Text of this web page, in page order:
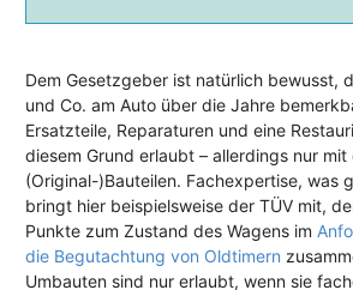
Dem Gesetzgeber ist natürlich bewusst,
und Co. am Auto über die Jahre
Ersatzteile, Reparaturen und eine
diesem Grund erlaubt – allerdings nur
(Original-)Bauteilen. Fachexpertise, was
bringt hier beispielsweise der TÜV mit,
Punkte zum Zustand des Wagens im
die Begutachtung von Oldtimern
Umbauten sind nur erlaubt, wenn sie